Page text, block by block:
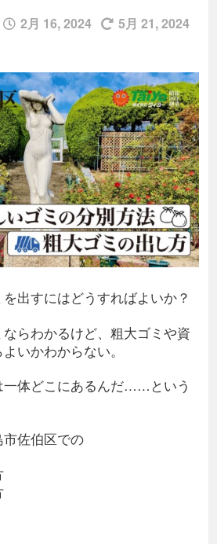
2月 16, 2024 5月 21, 2024
出すにはどうすればよいか？
らわかるけど、粗大ゴミや資
いかわからない。
一体どこにあるんだ……という
佐伯区での